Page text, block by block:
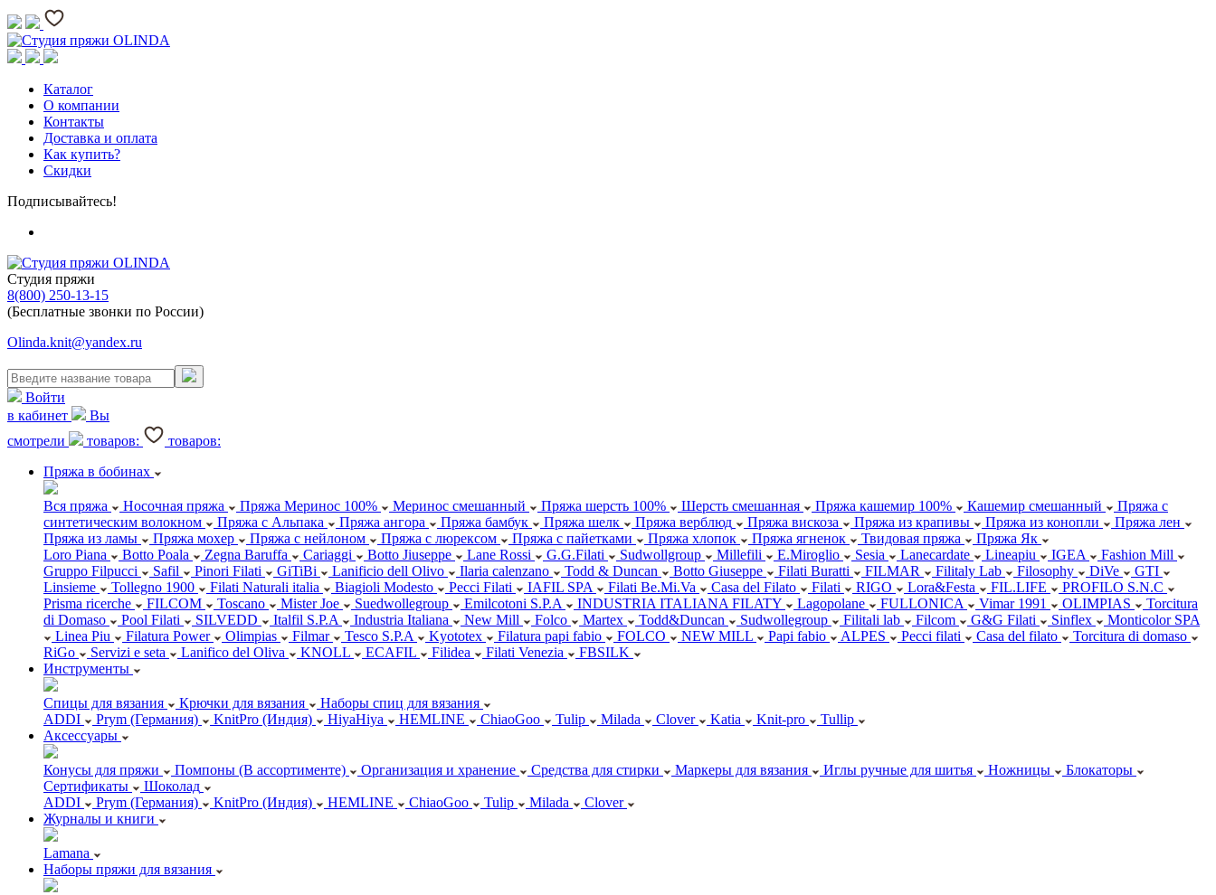
Каталог
О компании
Контакты
Доставка и оплата
Как купить?
Скидки
Подписывайтесь!
Студия пряжи
8(800) 250-13-15
(Бесплатные звонки по России)
Olinda.knit@yandex.ru
Войти
в кабинет
Вы
смотрели
товаров:
товаров:
Пряжа в бобинах
Вся пряжа Носочная пряжа Пряжа Меринос 100% Меринос смешанный Пряжа шерсть 100% Шерсть смешанная Пряжа кашемир 100% Кашемир смешанный
Пряжа с
синтетическим волокном
Пряжа с Альпака Пряжа ангора Пряжа бамбук Пряжа шелк Пряжа верблюд Пряжа вискоза Пряжа из крапивы Пряжа из конопли
Пряжа лен
Пряжа из ламы
Пряжа мохер Пряжа с нейлоном Пряжа с люрексом Пряжа с пайетками Пряжа хлопок Пряжа ягненок Твидовая пряжа
Пряжа Як
Loro Piana
Botto Poala Zegna Baruffa Cariaggi Botto Jiuseppe Lane Rossi G.G.Filati Sudwollgroup Millefili E.Miroglio Sesia Lanecardate Lineapiu IGEA
Fashion Mill
Gruppo Filpucci
Safil Pinori Filati GiTiBi Lanificio dell Olivo Ilaria calenzano Todd & Duncan Botto Giuseppe Filati Buratti FILMAR Filitaly Lab Filosophy DiVe
GTI
Linsieme
Tollegno 1900 Filati Naturali italia Biagioli Modesto Pecci Filati IAFIL SPA Filati Be.Mi.Va Casa del Filato Filati RIGO Lora&Festa FIL.LIFE
PROFILO S.N.C
Prisma ricerche
FILCOM Toscano Mister Joe Suedwollegroup Emilcotoni S.P.A INDUSTRIA ITALIANA FILATY Lagopolane FULLONICA Vimar 1991 OLIMPIAS
Torcitura
di Domaso
Pool Filati SILVEDD Italfil S.P.A Industria Italiana New Mill Folco Martex Todd&Duncan Sudwollegroup Filitali lab Filcom G&G Filati Sinflex
Monticolor SPA
Linea Piu
Filatura Power Olimpias Filmar Tesco S.P.A Kyototex Filatura papi fabio FOLCO NEW MILL Papi fabio ALPES Pecci filati Casa del filato
Torcitura di domaso
RiGo
Servizi e seta Lanifico del Oliva KNOLL ECAFIL Filidea Filati Venezia
FBSILK
Инструменты
Спицы для вязания Крючки для вязания
Наборы спиц для вязания
ADDI
Prym (Германия) KnitPro (Индия) HiyaHiya HEMLINE ChiaoGoo Tulip Milada Clover Katia Knit-pro
Tullip
Аксессуары
Конусы для пряжи Помпоны (В ассортименте) Организация и хранение Средства для стирки Маркеры для вязания Иглы ручные для шитья Ножницы
Блокаторы
Сертификаты
Шоколад
ADDI
Prym (Германия) KnitPro (Индия) HEMLINE ChiaoGoo Tulip Milada
Clover
Журналы и книги
Lamana
Наборы пряжи для вязания